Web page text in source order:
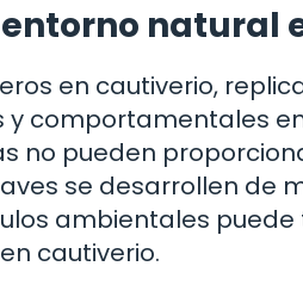
natural
en cautiverio,
comportamentales
no pueden
se desarrollen de
ambientales
cautiverio.